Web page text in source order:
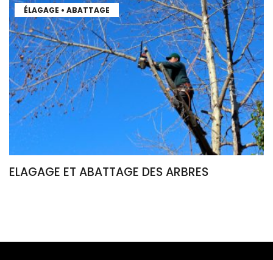
ÉLAGAGE • ABATTAGE
ELAGAGE ET ABATTAGE DES ARBRES